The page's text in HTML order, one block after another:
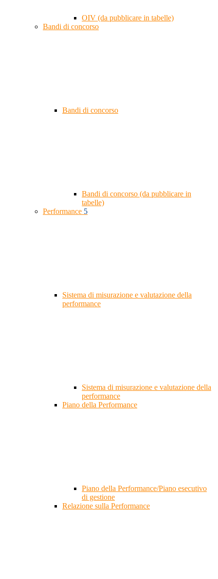
OIV (da pubblicare in tabelle)
Bandi di concorso
Bandi di concorso
Bandi di concorso (da pubblicare in
tabelle)
Performance 5
Sistema di misurazione e valutazione della
performance
Sistema di misurazione e valutazione della
performance
Piano della Performance
Piano della Performance/Piano esecutivo
di gestione
Relazione sulla Performance